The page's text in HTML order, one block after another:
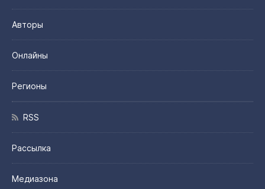
Авторы
Онлайны
Регионы
RSS
Рассылка
Медиазона